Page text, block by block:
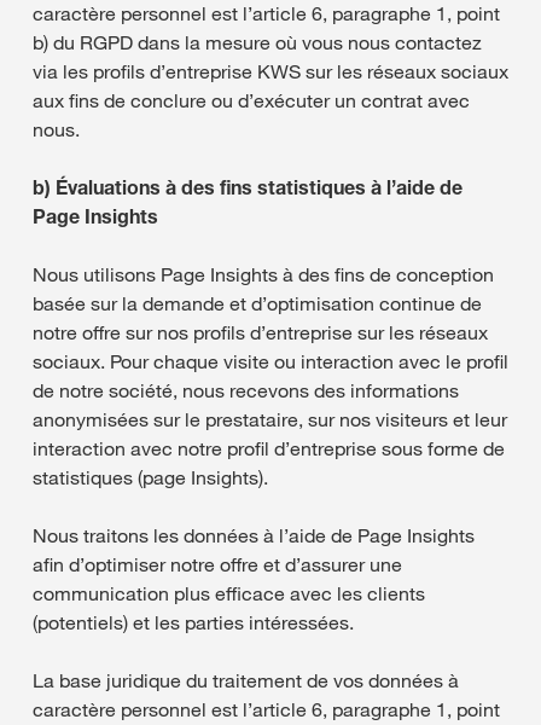
caractère personnel est l’article 6, paragraphe 1, point
b) du RGPD dans la mesure où vous nous contactez
via les profils d’entreprise KWS sur les réseaux sociaux
aux fins de conclure ou d’exécuter un contrat avec
nous.
b) Évaluations à des fins statistiques à l’aide de
Page Insights
Nous utilisons Page Insights à des fins de conception
basée sur la demande et d’optimisation continue de
notre offre sur nos profils d’entreprise sur les réseaux
sociaux. Pour chaque visite ou interaction avec le profil
de notre société, nous recevons des informations
anonymisées sur le prestataire, sur nos visiteurs et leur
interaction avec notre profil d’entreprise sous forme de
statistiques (page Insights).
Nous traitons les données à l’aide de Page Insights
afin d’optimiser notre offre et d’assurer une
communication plus efficace avec les clients
(potentiels) et les parties intéressées.
La base juridique du traitement de vos données à
caractère personnel est l’article 6, paragraphe 1, point